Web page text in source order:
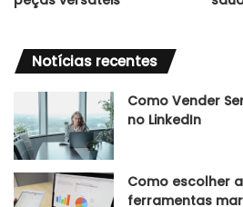
Notícias recentes
Como Vender
no LinkedIn
Como escolher
ferramentas